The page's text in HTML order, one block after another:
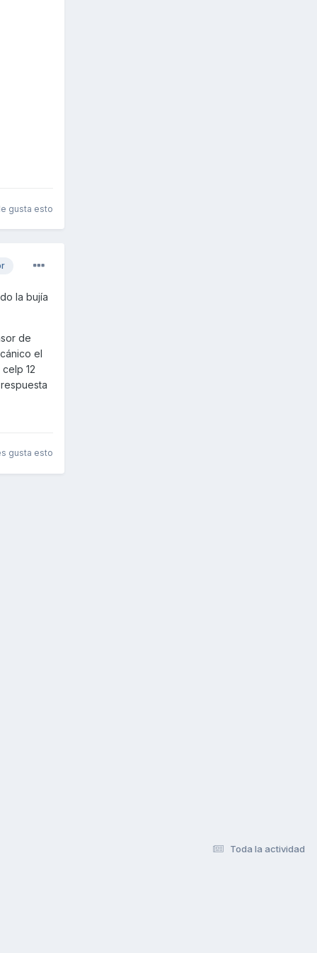
le gusta esto
la bujía
de
el
12
gusta esto
Toda la actividad